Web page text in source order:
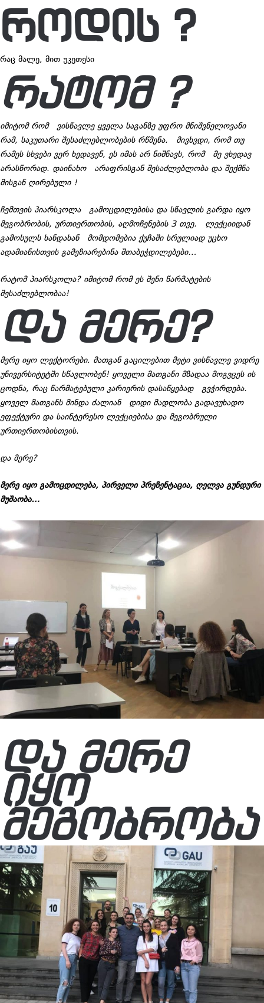
ᲠᲝᲓᲘᲡ ?
რაც მალე, მით უკეთესი
ᲠᲐᲢᲝᲛ ?
იმიტომ რომ ვისწავლე ყველა საგანზე უფრო მნიშვნელოვანი
რამ, საკუთარი შესაძლებლობების რწმენა. მივხვდი, რომ თუ
რამეს სხვები ვერ ხედავენ, ეს იმას არ ნიშნავს, რომ მე ვხედავ
არასწორად. დაინახო არაფრისგან შესაძლებლობა და შექმნა
მისგან ღირებული !
ჩემთვის პიარსკოლა გამოცდილებისა და სწავლის გარდა იყო
მეგობრობის, ურთიერთობის, აღმოჩენების 3 თვე. ლექციიდან
გამოსულს ხანდახან მომდომებია ქუჩაში სრულიად უცხო
ადამიანისთვის გამეზიარებინა შთაბეჭდილებები…
რატომ პიარსკოლა? იმიტომ რომ ეს შენი წარმატების
შესაძლებლობაა!
ᲓᲐ ᲛᲔᲠᲔ?
მერე იყო ლექტორები. მათგან გაცილებით მეტი ვისწავლე ვიდრე
უნივერსიტეტში სწავლობენ! ყოველი მათგანი მზადაა მოგვცეს ის
ცოდნა, რაც წარმატებული კარიერის დასაწყებად გვჭირდება.
ყოველ მათგანს მინდა ძალიან დიდი მადლობა გადავუხადო
ეფექტური და საინტერესო ლექციებისა და მეგობრული
ურთიერთობისთვის.
და მერე?
მერე იყო გამოცდილება, პირველი პრეზენტაცია, ღელვა გუნდური
მუშაობა…
ᲓᲐ ᲛᲔᲠᲔ
ᲘᲧᲝ
ᲛᲔᲒᲝᲑᲠᲝᲑᲐ